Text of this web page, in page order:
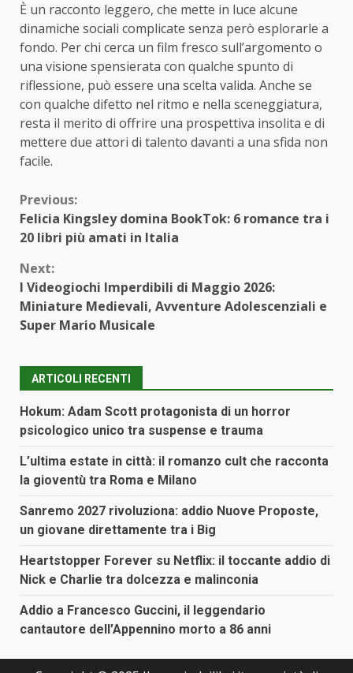
È un racconto leggero, che mette in luce alcune
dinamiche sociali complicate senza però esplorarle a
fondo. Per chi cerca un film fresco sull’argomento o
una visione spensierata con qualche spunto di
riflessione, può essere una scelta valida. Anche se
con qualche difetto nel ritmo e nella sceneggiatura,
resta il merito di offrire una prospettiva insolita e di
mettere due attori di talento davanti a una sfida non
facile.
Continue
Reading
Previous:
Felicia Kingsley domina BookTok: 6 romance tra i
20 libri più amati in Italia
Next:
I Videogiochi Imperdibili di Maggio 2026:
Miniature Medievali, Avventure Adolescenziali e
Super Mario Musicale
ARTICOLI RECENTI
Hokum: Adam Scott protagonista di un horror
psicologico unico tra suspense e trauma
L’ultima estate in città: il romanzo cult che racconta
la gioventù tra Roma e Milano
Sanremo 2027 rivoluziona: addio Nuove Proposte,
un giovane direttamente tra i Big
Heartstopper Forever su Netflix: il toccante addio di
Nick e Charlie tra dolcezza e malinconia
Addio a Francesco Guccini, il leggendario
cantautore dell’Appennino morto a 86 anni